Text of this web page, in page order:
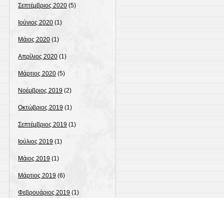
Σεπτέμβριος 2020 (5)
Ιούνιος 2020 (1)
Μάιος 2020 (1)
Απρίλιος 2020 (1)
Μάρτιος 2020 (5)
Νοέμβριος 2019 (2)
Οκτώβριος 2019 (1)
Σεπτέμβριος 2019 (1)
Ιούλιος 2019 (1)
Μάιος 2019 (1)
Μάρτιος 2019 (6)
Φεβρουάριος 2019 (1)